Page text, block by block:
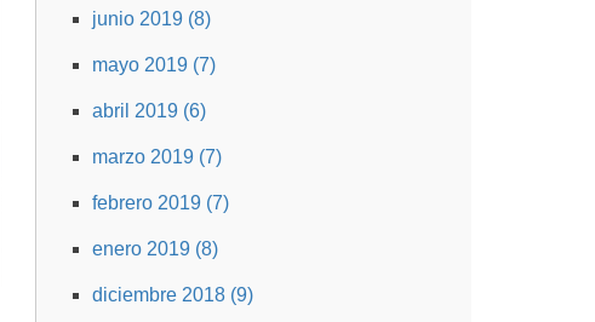
junio 2019 (8)
mayo 2019 (7)
abril 2019 (6)
marzo 2019 (7)
febrero 2019 (7)
enero 2019 (8)
diciembre 2018 (9)